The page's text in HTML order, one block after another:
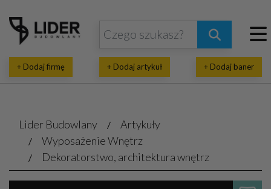
+ Dodaj firmę + Dodaj artykuł + Dodaj baner
Lider Budowlany
Artykuły
Wyposażenie Wnętrz
Dekoratorstwo, architektura wnętrz